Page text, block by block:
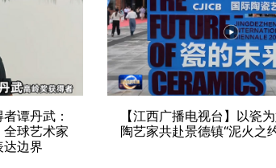
谭丹武：
球艺术家
达边界
【江西广播电视台】以瓷
陶艺家共赴景德镇“泥火之